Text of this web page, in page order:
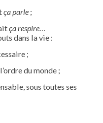
ça parle;
ça respire…
dans la vie :
;
du monde ;
sous toutes ses